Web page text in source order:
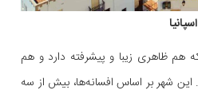
ظاهری زیبا و پیشرفته دارد و هم
شهر بر اساس افسانه‌ها، بیش از سه